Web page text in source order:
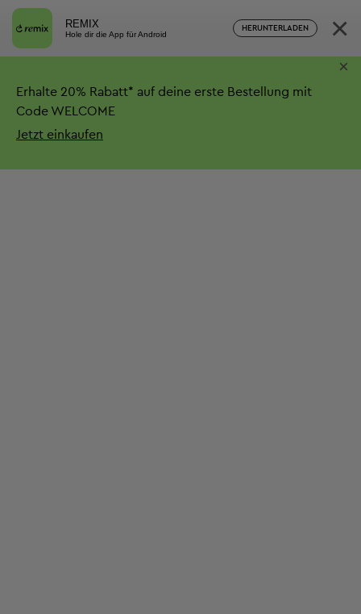
REMIX
Hole dir die App für Android
HERUNTERLADEN ×
Erhalte 20% Rabatt* auf deine erste Bestellung mit
Code WELCOME
Jetzt einkaufen
×